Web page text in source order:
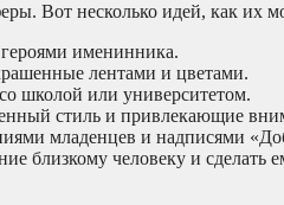
Вот несколько идей, как их
именинника.
лентами и цветами.
школой или университетом.
стиль и привлекающие
младенцев и надписями
близкому человеку и сделать